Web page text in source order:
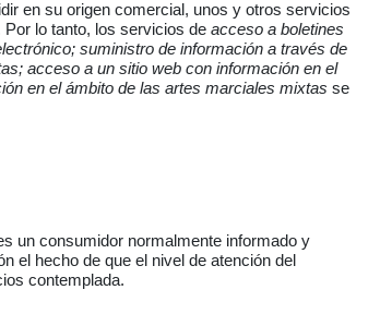
en su origen comercial, unos y otros servicios
lo tanto, los servicios de acceso a boletines
suministro de información a través de
acceso a un sitio web con información en el
en el ámbito de las artes marciales mixtas se
un consumidor normalmente informado y
el hecho de que el nivel de atención del
contemplada.